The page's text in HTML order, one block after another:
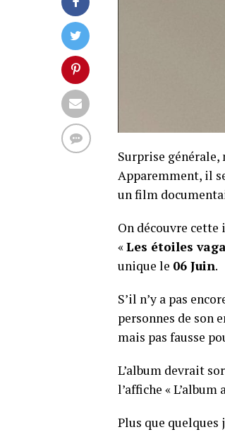
Surprise
Apparemment, il
un film
On découvre
«Les étoiles
unique le 06 Juin.
S’il n’y a pas
personnes de son
mais pas fausse
L’album devrait
l’affiche «
Plus que quelques